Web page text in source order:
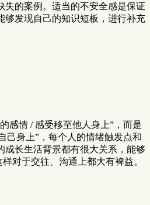
失的案例。适当的不安全感是保证
够发现自己的知识短板，进行补充
感情 / 感受移至他人身上”，而是
己身上”，每个人的情绪触发点和
成长生活背景都有很大关系，能够
对于交往、沟通上都大有裨益。